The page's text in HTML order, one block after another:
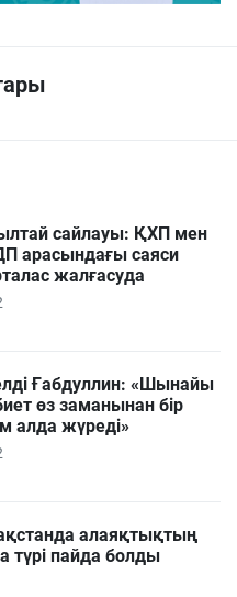
сайлауы: ҚХП мен
арасындағы саяси
жалғасуда
Ғабдуллин: «Шынайы
өз заманынан бір
алда жүреді»
алаяқтықтың
түрі пайда болды